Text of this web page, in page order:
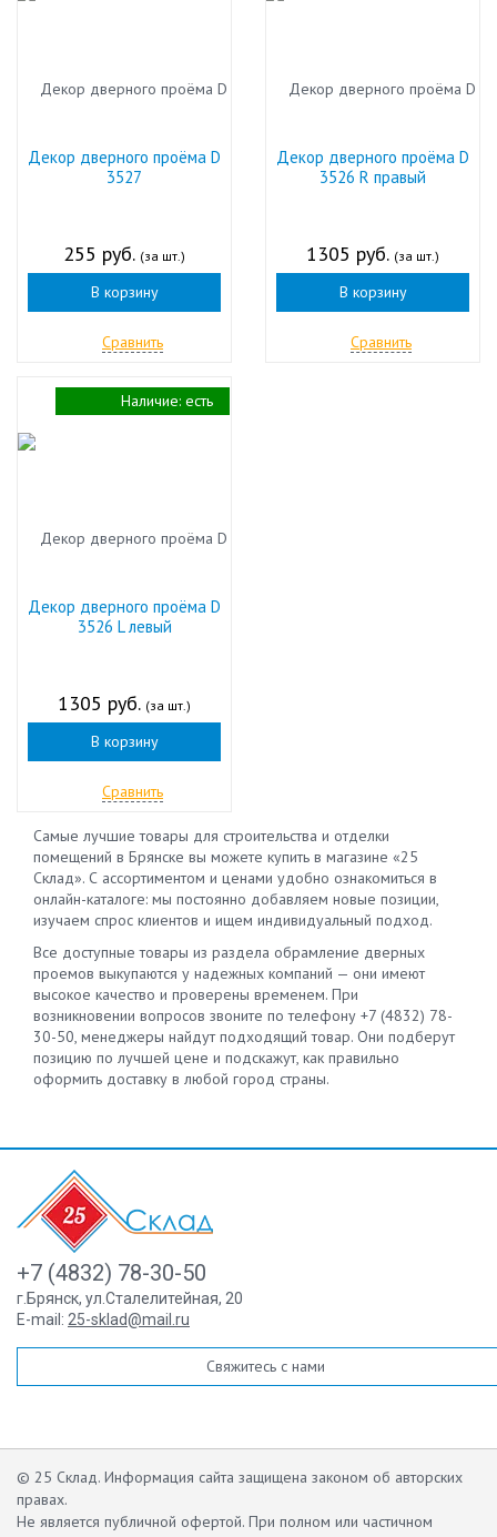
Декор дверного проёма D
3527
255 руб. (за шт.)
В корзину
Сравнить
Декор дверного проёма D
3526 R правый
1305 руб. (за шт.)
В корзину
Сравнить
Декор дверного проёма D
3526 L левый
1305 руб. (за шт.)
В корзину
Сравнить
Наличие: есть
Самые лучшие товары для строительства и отделки
помещений в Брянске вы можете купить в магазине «25
Склад». С ассортиментом и ценами удобно ознакомиться в
онлайн-каталоге: мы постоянно добавляем новые позиции,
изучаем спрос клиентов и ищем индивидуальный подход.
Все доступные товары из раздела обрамление дверных
проемов выкупаются у надежных компаний — они имеют
высокое качество и проверены временем. При
возникновении вопросов звоните по телефону +7 (4832) 78-
30-50, менеджеры найдут подходящий товар. Они подберут
позицию по лучшей цене и подскажут, как правильно
оформить доставку в любой город страны.
+7 (4832) 78-30-50
г.Брянск, ул.Сталелитейная, 20
E-mail: 25-sklad@mail.ru
Свяжитесь с нами
© 25 Склад. Информация сайта защищена законом об авторских
правах.
Не является публичной офертой. При полном или частичном